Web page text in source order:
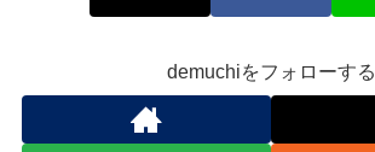
demuchiをフォローする